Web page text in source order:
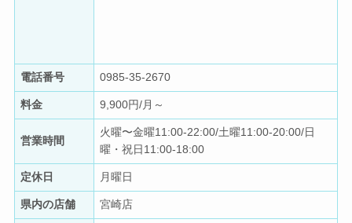
電話番号 0985-35-2670
料金 9,900円/月～
営業時間
火曜〜金曜11:00-22:00/土曜11:00-20:00/日
曜・祝日11:00-18:00
定休日 月曜日
県内の店舗 宮崎店